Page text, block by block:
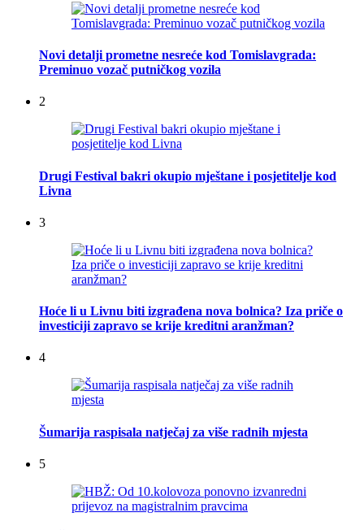
Novi detalji prometne nesreće kod Tomislavgrada:
Preminuo vozač putničkog vozila
2
Drugi Festival bakri okupio mještane i posjetitelje kod
Livna
3
Hoće li u Livnu biti izgrađena nova bolnica? Iza priče o
investiciji zapravo se krije kreditni aranžman?
4
Šumarija raspisala natječaj za više radnih mjesta
5